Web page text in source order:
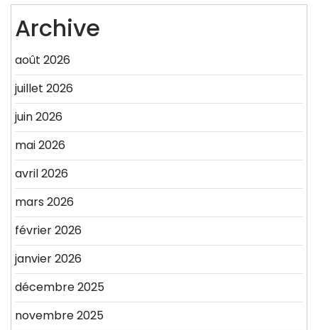
Archive
août 2026
juillet 2026
juin 2026
mai 2026
avril 2026
mars 2026
février 2026
janvier 2026
décembre 2025
novembre 2025